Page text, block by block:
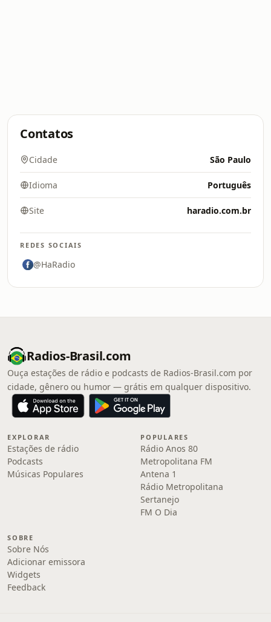
Contatos
Cidade São Paulo
Idioma Português
Site haradio.com.br
REDES SOCIAIS
@HaRadio
Radios-Brasil.com
Ouça estações de rádio e podcasts de Radios-Brasil.com por
cidade, gênero ou humor — grátis em qualquer dispositivo.
EXPLORAR
Estações de rádio
Podcasts
Músicas Populares
POPULARES
Rádio Anos 80
Metropolitana FM
Antena 1
Rádio Metropolitana
Sertanejo
FM O Dia
SOBRE
Sobre Nós
Adicionar emissora
Widgets
Feedback